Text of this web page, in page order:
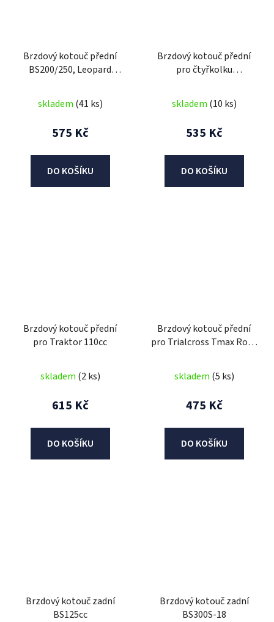
Brzdový kotouč přední
BS200/250, Leopard
skladem (41 ks)
575 Kč
DO KOŠÍKU
Brzdový kotouč přední
pro čtyřkolku
125cc
skladem (10 ks)
535 Kč
DO KOŠÍKU
Brzdový kotouč přední
pro Traktor 110cc
skladem (2 ks)
615 Kč
DO KOŠÍKU
Brzdový kotouč přední
pro Trialcross Tmax Rock
skladem (5 ks)
475 Kč
DO KOŠÍKU
Brzdový kotouč zadní
BS125cc
Brzdový kotouč zadní
BS300S-18